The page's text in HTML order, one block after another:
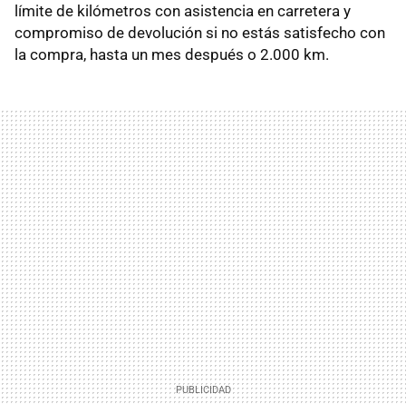
límite de kilómetros con asistencia en carretera y
compromiso de devolución si no estás satisfecho con
la compra, hasta un mes después o 2.000 km.